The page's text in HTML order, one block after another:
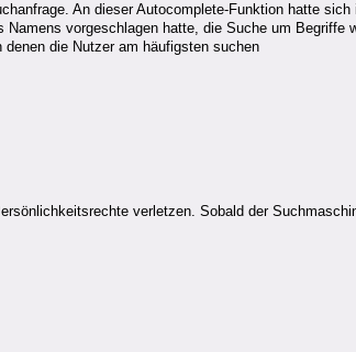
An dieser Autocomplete-Funktion hatte sich
vorgeschlagen hatte, die Suche um Begriffe
die Nutzer am häufigsten suchen
verletzen. Sobald der